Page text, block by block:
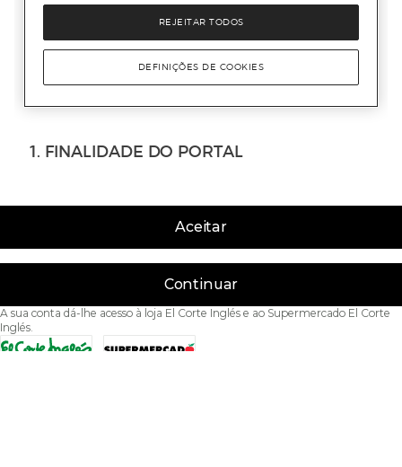
Aceitar
Continuar
A sua conta dá-lhe acesso à loja El Corte Inglés e ao Supermercado El Corte
Inglés.